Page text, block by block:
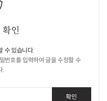
확인
수 있습니다.
번호를 입력하여 글을 수정할 수
.
확인